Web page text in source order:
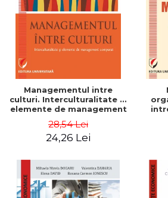
Managementul intre
culturi. Interculturalitate si
elemente de management
Dumitrascu
28,54 Lei
24,26 Lei